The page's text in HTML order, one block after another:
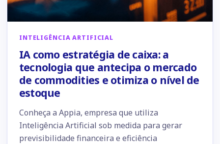
INTELIGÊNCIA ARTIFICIAL
IA como estratégia de caixa: a
tecnologia que antecipa o mercado
de commodities e otimiza o nível de
estoque
Conheça a Appia, empresa que utiliza
Inteligência Artificial sob medida para gerar
previsibilidade financeira e eficiência